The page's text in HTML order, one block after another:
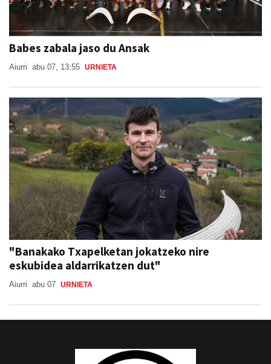
Babes zabala jaso du Ansak
Aiurri abu 07, 13:55 URNIETA
"Banakako Txapelketan jokatzeko nire
eskubidea aldarrikatzen dut"
Aiurri abu 07 URNIETA